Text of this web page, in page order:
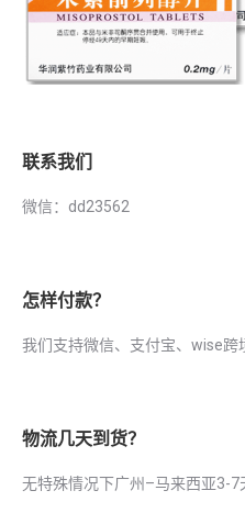
联系我们
微信：dd23562
怎样付款？
我们支持微信、支付宝、wise跨
物流几天到货？
无特殊情况下广州–马来西亚3-7